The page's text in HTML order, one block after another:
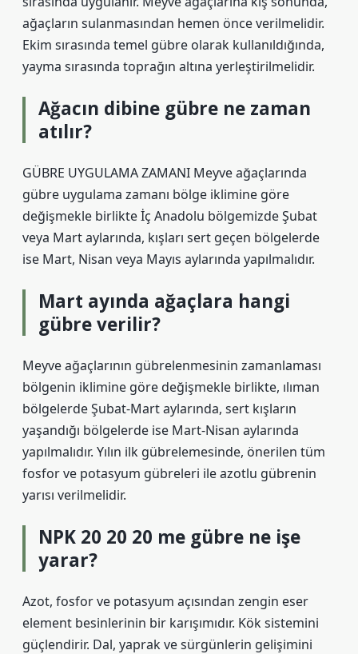
ağaçların sulanmasından hemen önce verilmelidir.
Ekim sırasında temel gübre olarak kullanıldığında,
yayma sırasında toprağın altına yerleştirilmelidir.
Ağacın dibine gübre ne zaman
atılır?
GÜBRE UYGULAMA ZAMANI Meyve ağaçlarında
gübre uygulama zamanı bölge iklimine göre
değişmekle birlikte İç Anadolu bölgemizde Şubat
veya Mart aylarında, kışları sert geçen bölgelerde
ise Mart, Nisan veya Mayıs aylarında yapılmalıdır.
Mart ayında ağaçlara hangi
gübre verilir?
Meyve ağaçlarının gübrelenmesinin zamanlaması
bölgenin iklimine göre değişmekle birlikte, ılıman
bölgelerde Şubat-Mart aylarında, sert kışların
yaşandığı bölgelerde ise Mart-Nisan aylarında
yapılmalıdır. Yılın ilk gübrelemesinde, önerilen tüm
fosfor ve potasyum gübreleri ile azotlu gübrenin
yarısı verilmelidir.
NPK 20 20 20 me gübre ne işe
yarar?
Azot, fosfor ve potasyum açısından zengin eser
element besinlerinin bir karışımıdır. Kök sistemini
güçlendirir. Dal, yaprak ve sürgünlerin gelişimini